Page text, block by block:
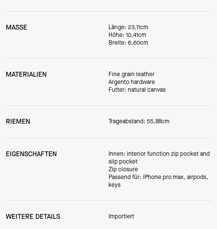
MASSE
Länge: 23,11cm
Höhe: 10,41cm
Breite: 6,60cm
MATERIALIEN
Fine grain leather
Argento hardware
Futter: natural canvas
RIEMEN Trageabstand: 55,88cm
EIGENSCHAFTEN
Innen: interior function zip pocket and
slip pocket
Zip closure
Passend für: iPhone pro max, airpods,
keys
WEITERE DETAILS Importiert